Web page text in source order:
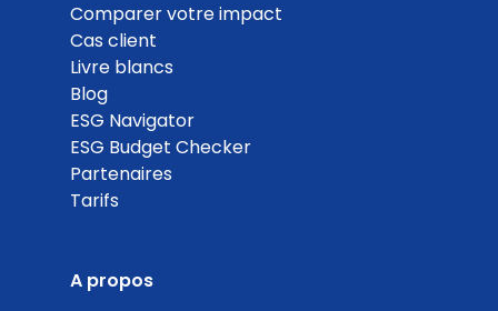
100
Livraisons sans suremballage ou avec
Comparer votre impact
Cas client
Livre blancs
Blog
ESG Navigator
ESG Budget Checker
Partenaires
Tarifs
A propos